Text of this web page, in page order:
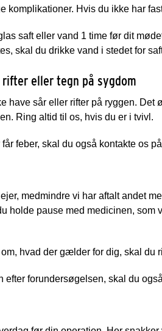
komplikationer. Hvis du ikke har
saft eller vand 1 time før dit
skal du drikke vand i stedet for
eller tegn på sygdom
have sår eller rifter på ryggen.
Ring altid til os, hvis du er i tvivl.
feber, skal du også kontakte os
medmindre vi har aftalt andet
holde pause med medicinen, som
hvad der gælder for dig, skal du
efter forundersøgelsen, skal du